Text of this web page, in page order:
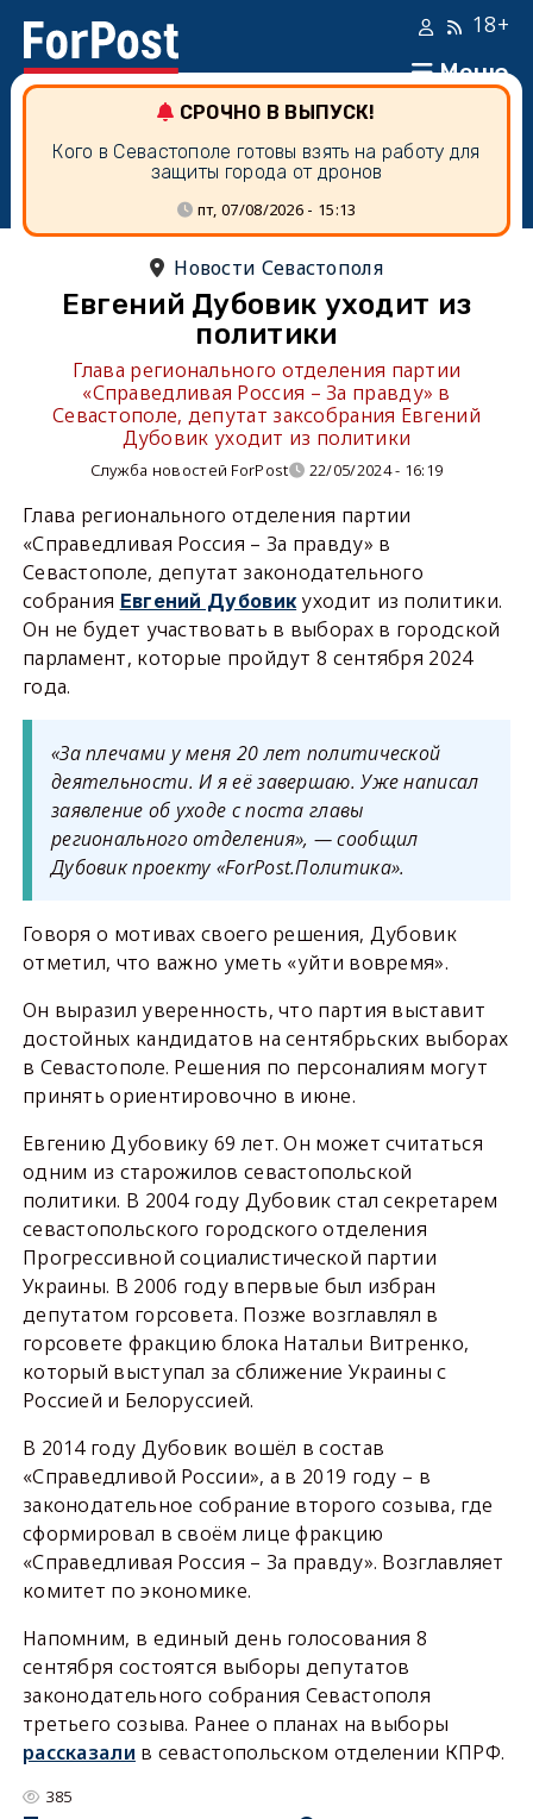
Меню
18+
СРОЧНО В ВЫПУСК!
Кого в Севастополе готовы взять на работу для
защиты города от дронов
пт, 07/08/2026 - 15:13
Новости Севастополя
Евгений Дубовик уходит из
политики
Глава регионального отделения партии
«Справедливая Россия – За правду» в
Севастополе, депутат заксобрания Евгений
Дубовик уходит из политики
Служба новостей ForPost 22/05/2024 - 16:19
Глава регионального отделения партии
«Справедливая Россия – За правду» в
Севастополе, депутат законодательного
собрания Евгений Дубовик уходит из политики.
Он не будет участвовать в выборах в городской
парламент, которые пройдут 8 сентября 2024
года.
«За плечами у меня 20 лет политической
деятельности. И я её завершаю. Уже написал
заявление об уходе с поста главы
регионального отделения», — сообщил
Дубовик проекту «ForPost.Политика».
Говоря о мотивах своего решения, Дубовик
отметил, что важно уметь «уйти вовремя».
Он выразил уверенность, что партия выставит
достойных кандидатов на сентябрьских выборах
в Севастополе. Решения по персоналиям могут
принять ориентировочно в июне.
Евгению Дубовику 69 лет. Он может считаться
одним из старожилов севастопольской
политики. В 2004 году Дубовик стал секретарем
севастопольского городского отделения
Прогрессивной социалистической партии
Украины. В 2006 году впервые был избран
депутатом горсовета. Позже возглавлял в
горсовете фракцию блока Натальи Витренко,
который выступал за сближение Украины с
Россией и Белоруссией.
В 2014 году Дубовик вошёл в состав
«Справедливой России», а в 2019 году – в
законодательное собрание второго созыва, где
сформировал в своём лице фракцию
«Справедливая Россия – За правду». Возглавляет
комитет по экономике.
Напомним, в единый день голосования 8
сентября состоятся выборы депутатов
законодательного собрания Севастополя
третьего созыва. Ранее о планах на выборы
рассказали в севастопольском отделении КПРФ.
385